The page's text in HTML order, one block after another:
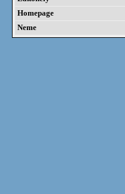
Homepage
Neme